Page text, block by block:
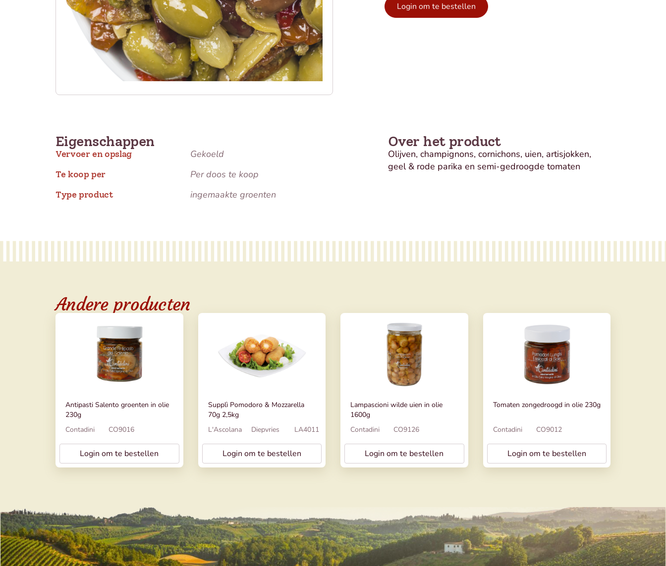
Login om te bestellen
Eigenschappen
Vervoer en opslag Gekoeld
Te koop per Per doos te koop
Type product ingemaakte groenten
Over het product
Olijven, champignons, cornichons, uien, artisjokken,
geel & rode parika en semi-gedroogde tomaten
Andere producten
Antipasti Salento groenten in olie
230g
Contadini
CO9016
Login om te bestellen
Supplì Pomodoro & Mozzarella
70g 2,5kg
L'Ascolana
Diepvries LA4011
Login om te bestellen
Lampascioni wilde uien in olie
1600g
Contadini
CO9126
Login om te bestellen
Tomaten zongedroogd in olie 230g
Contadini CO9012
Login om te bestellen